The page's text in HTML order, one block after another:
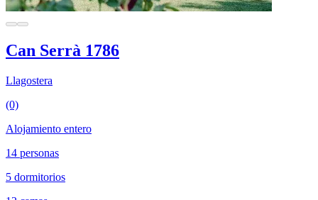
Can Serrà 1786
Llagostera
(0)
Alojamiento entero
14 personas
5 dormitorios